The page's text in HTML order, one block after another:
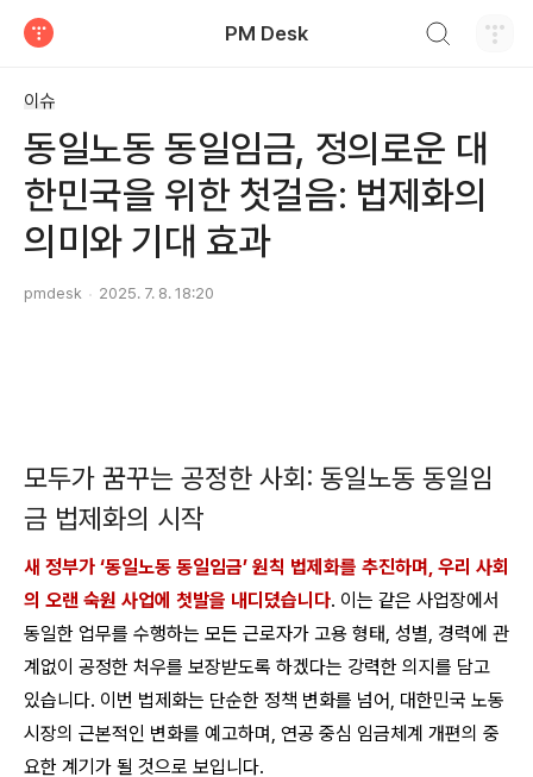
PM Desk
이슈
동일노동 동일임금, 정의로운 대
한민국을 위한 첫걸음: 법제화의
의미와 기대 효과
pmdesk 2025. 7. 8. 18:20
모두가 꿈꾸는 공정한 사회: 동일노동 동일임
금 법제화의 시작
새 정부가 ‘동일노동 동일임금’ 원칙 법제화를 추진하며, 우리 사회
의 오랜 숙원 사업에 첫발을 내디뎠습니다. 이는 같은 사업장에서
동일한 업무를 수행하는 모든 근로자가 고용 형태, 성별, 경력에 관
계없이 공정한 처우를 보장받도록 하겠다는 강력한 의지를 담고
있습니다. 이번 법제화는 단순한 정책 변화를 넘어, 대한민국 노동
시장의 근본적인 변화를 예고하며, 연공 중심 임금체계 개편의 중
요한 계기가 될 것으로 보입니다.